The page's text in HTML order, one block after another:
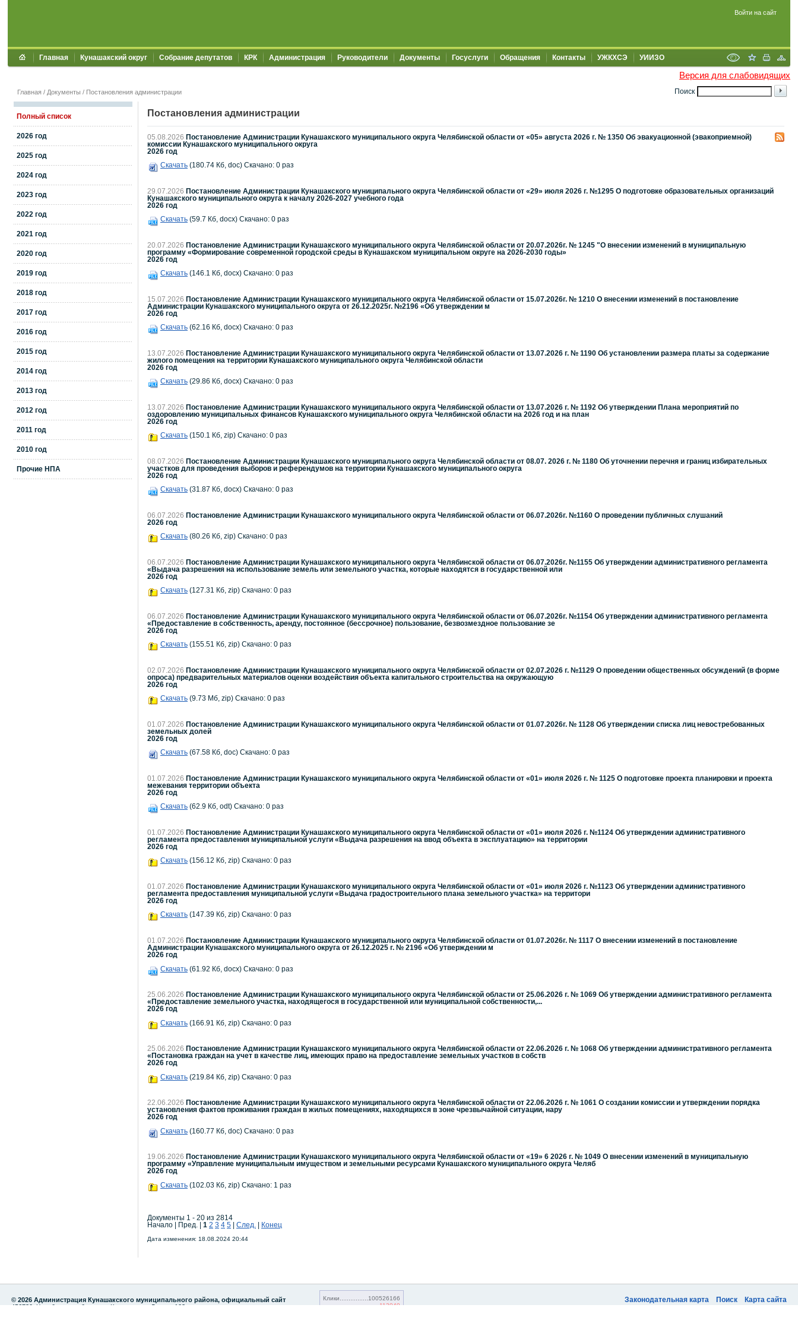
Войти на сайт
Главная Кунашакский округ Собрание депутатов КРК Администрация Руководители Документы Госуслуги Обращения Контакты УЖКХСЭ УИИЗО
Версия для слабовидящих
Поиск
Главная / Документы / Постановления администрации
Полный список
2026 год
2025 год
2024 год
2023 год
2022 год
2021 год
2020 год
2019 год
2018 год
2017 год
2016 год
2015 год
2014 год
2013 год
2012 год
2011 год
2010 год
Прочие НПА
Постановления администрации
05.08.2026 Постановление Администрации Кунашакского муниципального округа Челябинской области от «05» августа 2026 г. № 1350 Об эвакуационной (эвакоприемной)
комиссии Кунашакского муниципального округа
2026 год
Скачать (180.74 Кб, doc) Скачано: 0 раз
29.07.2026 Постановление Администрации Кунашакского муниципального округа Челябинской области от «29» июля 2026 г. №1295 О подготовке образовательных организаций
Кунашакского муниципального округа к началу 2026-2027 учебного года
2026 год
Скачать (59.7 Кб, docx) Скачано: 0 раз
20.07.2026 Постановление Администрации Кунашакского муниципального округа Челябинской области от 20.07.2026г. № 1245 "О внесении изменений в муниципальную
программу «Формирование современной городской среды в Кунашакском муниципальном округе на 2026-2030 годы»
2026 год
Скачать (146.1 Кб, docx) Скачано: 0 раз
15.07.2026 Постановление Администрации Кунашакского муниципального округа Челябинской области от 15.07.2026г. № 1210 О внесении изменений в постановление
Администрации Кунашакского муниципального округа от 26.12.2025г. №2196 «Об утверждении м
2026 год
Скачать (62.16 Кб, docx) Скачано: 0 раз
13.07.2026 Постановление Администрации Кунашакского муниципального округа Челябинской области от 13.07.2026 г. № 1190 Об установлении размера платы за содержание
жилого помещения на территории Кунашакского муниципального округа Челябинской области
2026 год
Скачать (29.86 Кб, docx) Скачано: 0 раз
13.07.2026 Постановление Администрации Кунашакского муниципального округа Челябинской области от 13.07.2026 г. № 1192 Об утверждении Плана мероприятий по
оздоровлению муниципальных финансов Кунашакского муниципального округа Челябинской области на 2026 год и на план
2026 год
Скачать (150.1 Кб, zip) Скачано: 0 раз
08.07.2026 Постановление Администрации Кунашакского муниципального округа Челябинской области от 08.07. 2026 г. № 1180 Об уточнении перечня и границ избирательных
участков для проведения выборов и референдумов на территории Кунашакского муниципального округа
2026 год
Скачать (31.87 Кб, docx) Скачано: 0 раз
06.07.2026 Постановление Администрации Кунашакского муниципального округа Челябинской области от 06.07.2026г. №1160 О проведении публичных слушаний
2026 год
Скачать (80.26 Кб, zip) Скачано: 0 раз
06.07.2026 Постановление Администрации Кунашакского муниципального округа Челябинской области от 06.07.2026г. №1155 Об утверждении административного регламента
«Выдача разрешения на использование земель или земельного участка, которые находятся в государственной или
2026 год
Скачать (127.31 Кб, zip) Скачано: 0 раз
06.07.2026 Постановление Администрации Кунашакского муниципального округа Челябинской области от 06.07.2026г. №1154 Об утверждении административного регламента
«Предоставление в собственность, аренду, постоянное (бессрочное) пользование, безвозмездное пользование зе
2026 год
Скачать (155.51 Кб, zip) Скачано: 0 раз
02.07.2026 Постановление Администрации Кунашакского муниципального округа Челябинской области от 02.07.2026 г. №1129 О проведении общественных обсуждений (в форме
опроса) предварительных материалов оценки воздействия объекта капитального строительства на окружающую
2026 год
Скачать (9.73 Мб, zip) Скачано: 0 раз
01.07.2026 Постановление Администрации Кунашакского муниципального округа Челябинской области от 01.07.2026г. № 1128 Об утверждении списка лиц невостребованных
земельных долей
2026 год
Скачать (67.58 Кб, doc) Скачано: 0 раз
01.07.2026 Постановление Администрации Кунашакского муниципального округа Челябинской области от «01» июля 2026 г. № 1125 О подготовке проекта планировки и проекта
межевания территории объекта
2026 год
Скачать (62.9 Кб, odt) Скачано: 0 раз
01.07.2026 Постановление Администрации Кунашакского муниципального округа Челябинской области от «01» июля 2026 г. №1124 Об утверждении административного
регламента предоставления муниципальной услуги «Выдача разрешения на ввод объекта в эксплуатацию» на территории
2026 год
Скачать (156.12 Кб, zip) Скачано: 0 раз
01.07.2026 Постановление Администрации Кунашакского муниципального округа Челябинской области от «01» июля 2026 г. №1123 Об утверждении административного
регламента предоставления муниципальной услуги «Выдача градостроительного плана земельного участка» на территори
2026 год
Скачать (147.39 Кб, zip) Скачано: 0 раз
01.07.2026 Постановление Администрации Кунашакского муниципального округа Челябинской области от 01.07.2026г. № 1117 О внесении изменений в постановление
Администрации Кунашакского муниципального округа от 26.12.2025 г. № 2196 «Об утверждении м
2026 год
Скачать (61.92 Кб, docx) Скачано: 0 раз
25.06.2026 Постановление Администрации Кунашакского муниципального округа Челябинской области от 25.06.2026 г. № 1069 Об утверждении административного регламента
«Предоставление земельного участка, находящегося в государственной или муниципальной собственности,...
2026 год
Скачать (166.91 Кб, zip) Скачано: 0 раз
25.06.2026 Постановление Администрации Кунашакского муниципального округа Челябинской области от 22.06.2026 г. № 1068 Об утверждении административного регламента
«Постановка граждан на учет в качестве лиц, имеющих право на предоставление земельных участков в собств
2026 год
Скачать (219.84 Кб, zip) Скачано: 0 раз
22.06.2026 Постановление Администрации Кунашакского муниципального округа Челябинской области от 22.06.2026 г. № 1061 О создании комиссии и утверждении порядка
установления фактов проживания граждан в жилых помещениях, находящихся в зоне чрезвычайной ситуации, нару
2026 год
Скачать (160.77 Кб, doc) Скачано: 0 раз
19.06.2026 Постановление Администрации Кунашакского муниципального округа Челябинской области от «19» 6 2026 г. № 1049 О внесении изменений в муниципальную
программу «Управление муниципальным имуществом и земельными ресурсами Кунашакского муниципального округа Челяб
2026 год
Скачать (102.03 Кб, zip) Скачано: 1 раз
Документы 1 - 20 из 2814
Начало | Пред. | 1 2 3 4 5 След. Конец
Дата изменения: 18.08.2024 20:44
© 2026 Администрация Кунашакского муниципального района, официальный сайт
456730, Челябинская область, с.Кунашак, ул. Ленина 103
Клики
100526166
113040
Законодательная карта Поиск Карта сайта